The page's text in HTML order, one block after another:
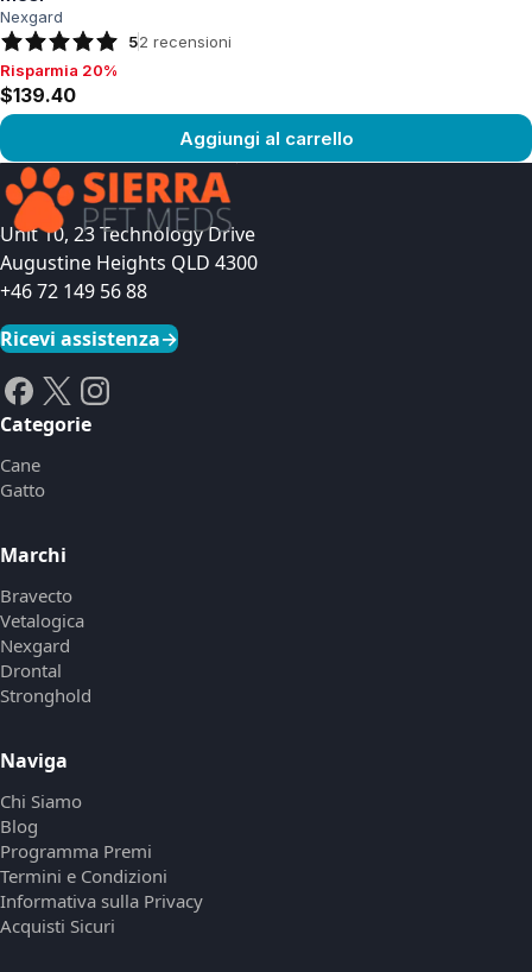
Nexgard
52 recensioni
Risparmia 20%, $139.40
Risparmia 20%
$139.40
Aggiungi al carrello
Vedi prodotto
Unit 10, 23 Technology Drive
Augustine Heights QLD 4300
+46 72 149 56 88
Ricevi assistenza→
Categorie
Cane
Gatto
Marchi
Bravecto
Vetalogica
Nexgard
Drontal
Stronghold
Naviga
Chi Siamo
Blog
Programma Premi
Termini e Condizioni
Informativa sulla Privacy
Acquisti Sicuri